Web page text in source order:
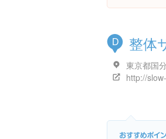
D 整体
http://